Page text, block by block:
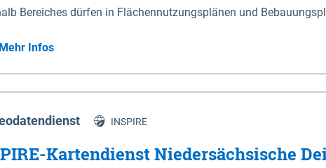
Bereiches dürfen in Flächennutzungsplänen und
Mehr Infos
INSPIRE
Kartendienst Niedersächsische